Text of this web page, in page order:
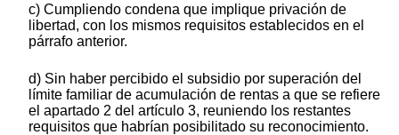
c) Cumpliendo condena que implique privación de
libertad, con los mismos requisitos establecidos en el
párrafo anterior.
d) Sin haber percibido el subsidio por superación del
límite familiar de acumulación de rentas a que se refiere
el apartado 2 del artículo 3, reuniendo los restantes
requisitos que habrían posibilitado su reconocimiento.